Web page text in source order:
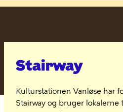
Stairway
Kulturstationen Vanløse har
Stairway og bruger lokalerne